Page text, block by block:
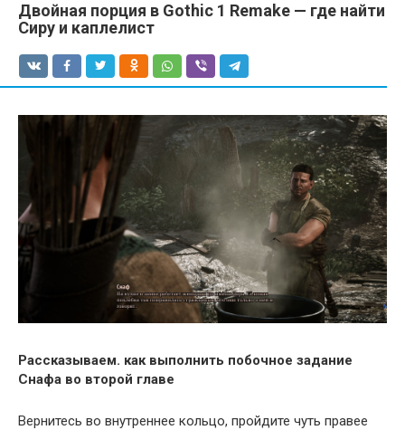
Двойная порция в Gothic 1 Remake — где найти
Сиру и каплелист
Рассказываем. как выполнить побочное задание
Снафа во второй главе
Вернитесь во внутреннее кольцо, пройдите чуть правее